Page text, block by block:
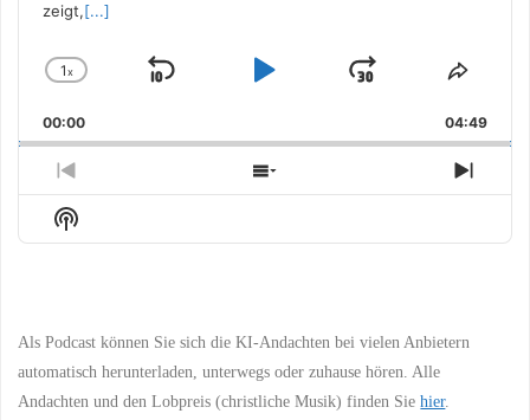
zeigt,[...]
Change
Rate
1x
Skip
Play
Jump
Forward
Share
00:00 04:49
Previous
Episode
Show
Episodes
Next
Show
Podcast
Als Podcast können Sie sich die KI-Andachten bei vielen Anbietern
automatisch herunterladen, unterwegs oder zuhause hören. Alle
Andachten und den Lobpreis (christliche Musik) finden Siehier.